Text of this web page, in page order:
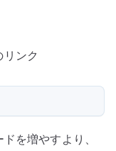
ンク
を増やすより、